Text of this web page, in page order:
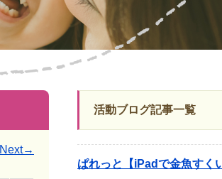
活動ブログ記事一覧
ぱれっと【iPadで金魚すく
Next→